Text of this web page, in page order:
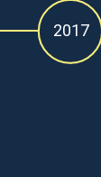
2017